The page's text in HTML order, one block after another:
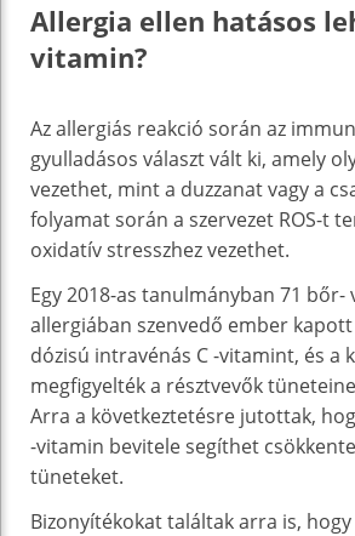
Allergia ellen hatásos
vitamin?
Az allergiás reakció során az
gyulladásos választ vált ki, amely
vezethet, mint a duzzanat vagy a
folyamat során a szervezet ROS-t
oxidatív stresszhez vezethet.
Egy 2018-as tanulmányban 71 bőr-
allergiában szenvedő ember
dózisú intravénás C -vitamint, és a
megfigyelték a résztvevők
Arra a következtetésre jutottak,
-vitamin bevitele segíthet
tüneteket.
Bizonyítékokat találtak arra is, hogy